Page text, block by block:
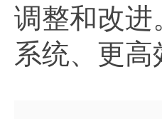
调整和改进
系统、更